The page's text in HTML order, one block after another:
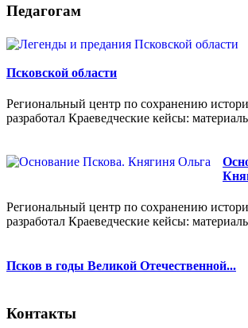
Педагогам
Псковской области
Региональный центр по сохранению
разработал Краеведческие кейсы:
Региональный центр по сохранению
разработал Краеведческие кейсы:
Псков в годы Великой Отечественной...
Контакты